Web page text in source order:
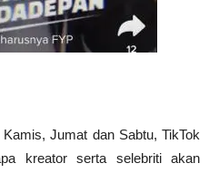
Jumat dan Sabtu, TikTok
kreator serta selebriti akan